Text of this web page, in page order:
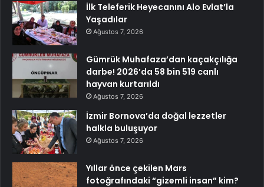
İlk Teleferik Heyecanını Alo Evlat’la
Yaşadılar
Ağustos 7, 2026
Gümrük Muhafaza’dan kaçakçılığa
darbe! 2026’da 58 bin 519 canlı
hayvan kurtarıldı
Ağustos 7, 2026
İzmir Bornova’da doğal lezzetler
halkla buluşuyor
Ağustos 7, 2026
Yıllar önce çekilen Mars
fotoğrafındaki “gizemli insan” kim?